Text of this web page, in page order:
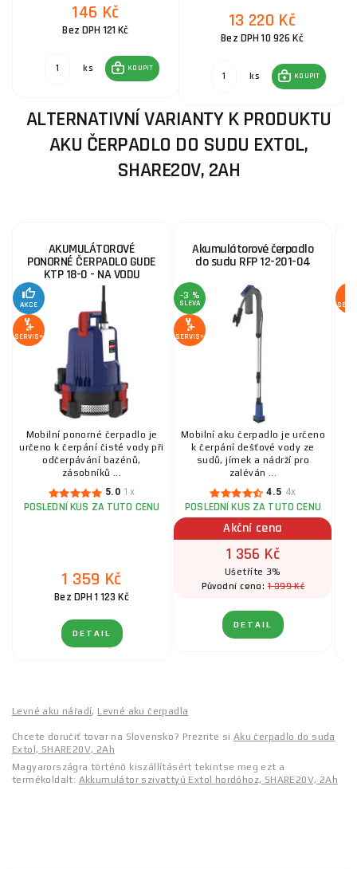
146 Kč
Bez DPH 121 Kč
ks KOUPIT
13 220 Kč
Bez DPH 10 926 Kč
ks KOUPIT
ALTERNATIVNÍ VARIANTY K PRODUKTU
AKU ČERPADLO DO SUDU EXTOL,
SHARE20V, 2AH
AKUMULÁTOROVÉ
PONORNÉ ČERPADLO GUDE
KTP 18-0 - NA VODU
AKCE
SERVIS+
Mobilní ponorné čerpadlo je
určeno k čerpání čisté vody při
odčerpávání bazénů,
zásobníků ...
5.0 1x
POSLEDNÍ KUS ZA TUTO CENU
1 359 Kč
Bez DPH 1 123 Kč
DETAIL
Akumulátorové čerpadlo
do sudu RFP 12-201-04
-3 %
SLEVA
SERVIS+
Mobilní aku čerpadlo je určeno
k čerpání dešťové vody ze
sudů, jímek a nádrží pro
zaléván ...
4.5 4x
POSLEDNÍ KUS ZA TUTO CENU
Akční cena
1 356 Kč
Ušetříte 3%
Původní cena:1 399 Kč
DETAIL
Levné aku nářadí, Levné aku čerpadla
Chcete doručiť tovar na Slovensko? Prezrite si Aku čerpadlo do suda
Extol, SHARE20V, 2Ah
Magyarországra történő kiszállításért tekintse meg ezt a
termékoldalt: Akkumulátor szivattyú Extol hordóhoz, SHARE20V, 2Ah